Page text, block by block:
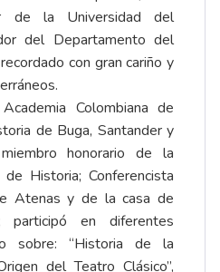
de la Universidad del
del Departamento del
con gran cariño y
Colombiana de
de Buga, Santander y
honorario de la
Historia; Conferencista
Atenas y de la casa de
participó en diferentes
sobre: “Historia de la
del Teatro Clásico”,